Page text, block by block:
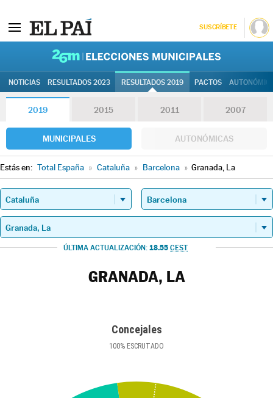
SUSCRÍBETE
NOTICIAS RESULTADOS 2023 RESULTADOS 2019 PACTOS
2019 2015 2011 2007
MUNICIPALES AUTONÓMICAS
Estás en: Total España » Cataluña » Barcelona » Granada, La
ÚLTIMA ACTUALIZACIÓN: 18.55 CEST
GRANADA, LA
Concejales
100% ESCRUTADO